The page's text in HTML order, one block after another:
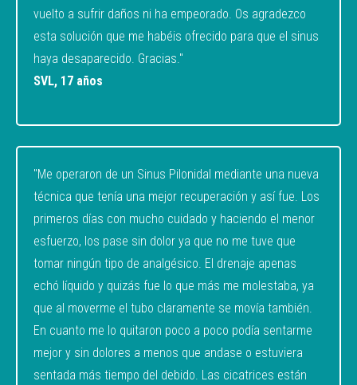
vuelto a sufrir daños ni ha empeorado. Os agradezco
esta solución que me habéis ofrecido para que el sinus
haya desaparecido. Gracias."
SVL, 17 años
"Me operaron de un Sinus Pilonidal mediante una nueva
técnica que tenía una mejor recuperación y así fue. Los
primeros días con mucho cuidado y haciendo el menor
esfuerzo, los pase sin dolor ya que no me tuve que
tomar ningún tipo de analgésico. El drenaje apenas
echó líquido y quizás fue lo que más me molestaba, ya
que al moverme el tubo claramente se movía también.
En cuanto me lo quitaron poco a poco podía sentarme
mejor y sin dolores a menos que andase o estuviera
sentada más tiempo del debido. Las cicatrices están